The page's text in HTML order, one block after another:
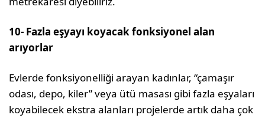
10- Fazla eşyayı koyacak fonksiyonel alan
arıyorlar
Evlerde fonksiyonelliği arayan kadınlar, “çamaşır
odası, depo, kiler” veya ütü masası gibi fazla eşyaları
koyabilecek ekstra alanları projelerde artık daha çok